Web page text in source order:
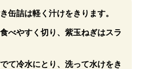
缶詰は軽く汁けをきります。
べやすく切り、紫玉ねぎはスラ
て冷水にとり、洗って水けをき